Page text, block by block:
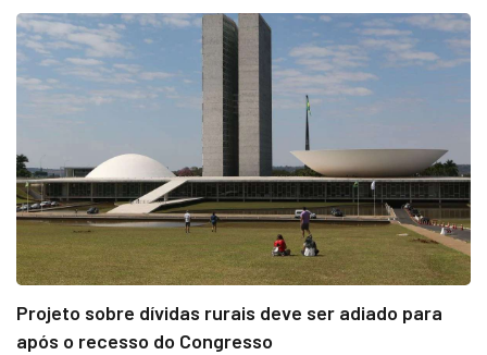
Projeto sobre dívidas rurais deve ser adiado para
após o recesso do Congresso